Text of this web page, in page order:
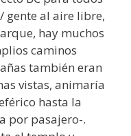
gente al aire libre,
hay muchos
caminos
también eran
vistas, animaría
hasta la
por pasajero-.